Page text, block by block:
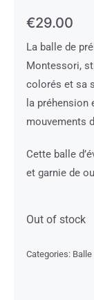
€29.00
La balle de
Montessori,
colorés et sa
la préhension
mouvements
Cette balle
et garnie de
Out of stock
Categories: